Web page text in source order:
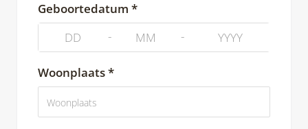
Geboortedatum *
-
-
Woonplaats *